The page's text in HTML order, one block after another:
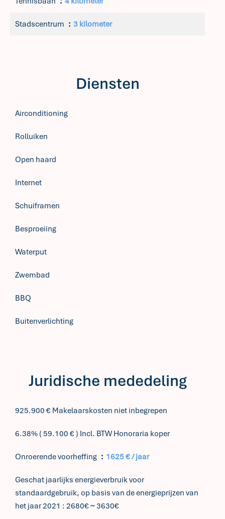
Stadscentrum 3 kilometer
Diensten
Airconditioning
Rolluiken
Open haard
Internet
Schuiframen
Besproeiing
Waterput
Zwembad
BBQ
Buitenverlichting
Juridische mededeling
925.900 € Makelaarskosten niet inbegrepen
6.38% ( 59.100 € ) Incl. BTW Honoraria koper
Onroerende voorheffing 1625 € / jaar
Geschat jaarlijks energieverbruik voor
standaardgebruik, op basis van de energieprijzen van
het jaar 2021 : 2680€ ~ 3630€